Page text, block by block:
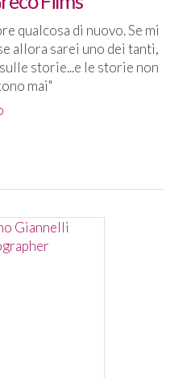
qualcosa di nuovo. Se mi
allora sarei uno dei tanti,
storie...e le storie non
mai"